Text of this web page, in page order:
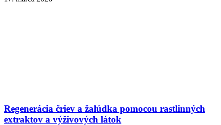
Regenerácia čriev a žalúdka pomocou rastlinných
extraktov a výživových látok